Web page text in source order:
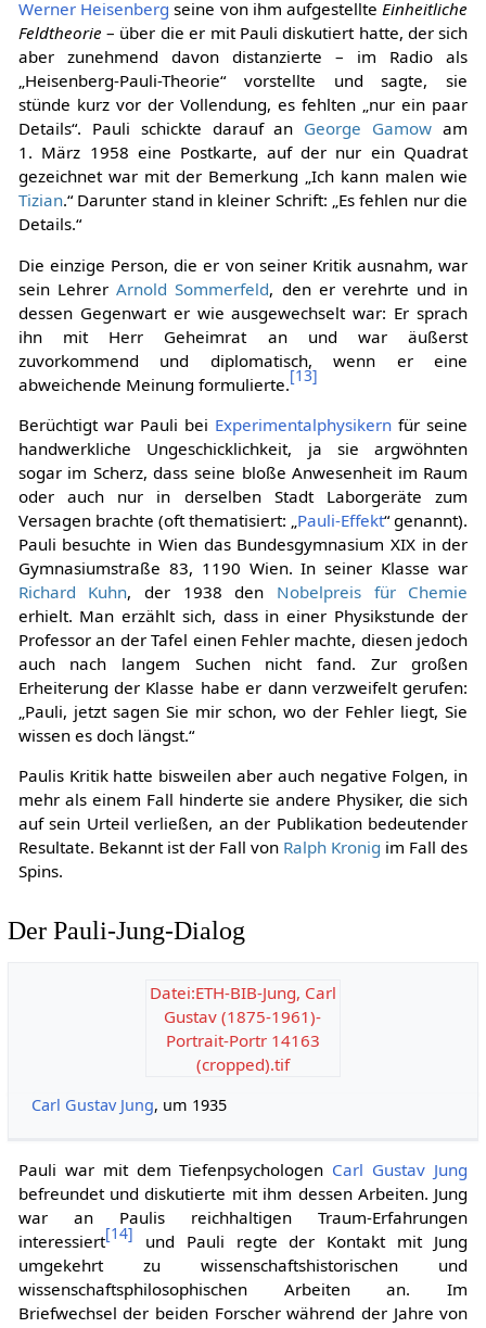
Werner Heisenberg seine von ihm aufgestellteEinheitliche
Feldtheorie – über die er mit Pauli diskutiert hatte, der sich
aber zunehmend davon distanzierte – im Radio als
„Heisenberg-Pauli-Theorie“ vorstellte und sagte, sie
stünde kurz vor der Vollendung, es fehlten „nur ein paar
Details“. Pauli schickte darauf an George Gamow am
1. März 1958 eine Postkarte, auf der nur ein Quadrat
gezeichnet war mit der Bemerkung „Ich kann malen wie
Tizian.“ Darunter stand in kleiner Schrift: „Es fehlen nur die
Details.“
Die einzige Person, die er von seiner Kritik ausnahm, war
sein LehrerArnold Sommerfeld, den er verehrte und in
dessen Gegenwart er wie ausgewechselt war: Er sprach
ihn mit Herr Geheimrat an und war äußerst
zuvorkommend und diplomatisch, wenn er eine
abweichende Meinung formulierte.[13]
Berüchtigt war Pauli bei Experimentalphysikern für seine
handwerkliche Ungeschicklichkeit, ja sie argwöhnten
sogar im Scherz, dass seine bloße Anwesenheit im Raum
oder auch nur in derselben Stadt Laborgeräte zum
Versagen brachte (oft thematisiert: „ Pauli-Effekt“ genannt).
Pauli besuchte in Wien das Bundesgymnasium XIX in der
Gymnasiumstraße 83, 1190 Wien. In seiner Klasse war
Richard Kuhn, der 1938 den Nobelpreis für Chemie
erhielt. Man erzählt sich, dass in einer Physikstunde der
Professor an der Tafel einen Fehler machte, diesen jedoch
auch nach langem Suchen nicht fand. Zur großen
Erheiterung der Klasse habe er dann verzweifelt gerufen:
„Pauli, jetzt sagen Sie mir schon, wo der Fehler liegt, Sie
wissen es doch längst.“
Paulis Kritik hatte bisweilen aber auch negative Folgen, in
mehr als einem Fall hinderte sie andere Physiker, die sich
auf sein Urteil verließen, an der Publikation bedeutender
Resultate. Bekannt ist der Fall von Ralph Kronig im Fall des
Spins.
Der Pauli-Jung-Dialog
Datei:ETH-BIB-Jung, Carl
Gustav (1875-1961)-
Portrait-Portr 14163
(cropped).tif
Carl Gustav Jung, um 1935
Pauli war mit dem Tiefenpsychologen Carl Gustav Jung
befreundet und diskutierte mit ihm dessen Arbeiten. Jung
war an Paulis reichhaltigen Traum-Erfahrungen
interessiert[14] und Pauli regte der Kontakt mit Jung
umgekehrt zu wissenschaftshistorischen und
wissenschaftsphilosophischen Arbeiten an. Im
Briefwechsel der beiden Forscher während der Jahre von